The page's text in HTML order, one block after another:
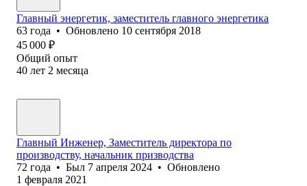
Главный энергетик, заместитель главного энергетика
63 года • Обновлено 10 сентября 2018
45 000 ₽
Общий опыт
40 лет 2 месяца
Главный Инженер, Заместитель директора по
производству, начальник призводства
72 года • Был 7 апреля 2024 • Обновлено
1 февраля 2021